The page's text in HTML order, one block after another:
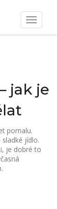
Zobrazit
navigaci
jak je
pomalu.
jídlo.
je dobré to